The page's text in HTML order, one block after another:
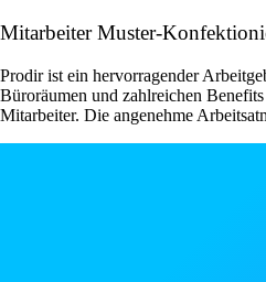
Mitarbeiter Muster-
Prodir ist ein hervorragender
Büroräumen und zahlreichen
Mitarbeiter. Die angenehme